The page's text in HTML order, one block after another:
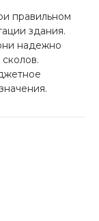
правильном
здания.
надежно